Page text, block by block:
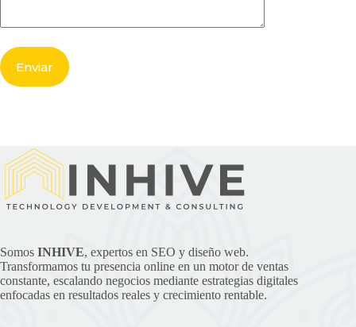
Somos INHIVE, expertos en SEO y diseño web.
Transformamos tu presencia online en un motor de ventas
constante, escalando negocios mediante estrategias digitales
enfocadas en resultados reales y crecimiento rentable.